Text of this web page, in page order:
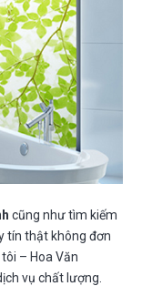
cũng như tìm kiếm
tín thật không đơn
– Hoa Văn
vụ chất lượng.